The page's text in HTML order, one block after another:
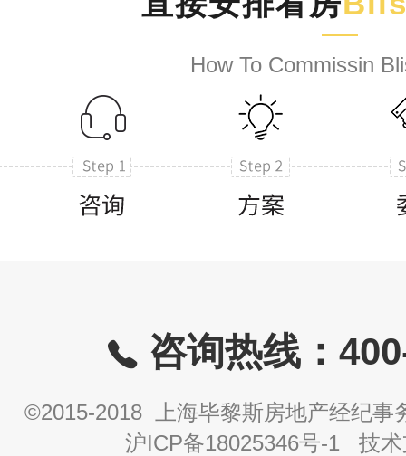
How To Commissin
咨询热线：
©2015-2018 上海毕黎斯房地产经纪事
沪ICP备18025346号-1 技术